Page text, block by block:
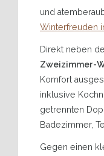
und
Winterfreuden
Direkt neben
Zweizimmer-
Komfort
inklusive
getrennten
Badezimmer,
Gegen einen